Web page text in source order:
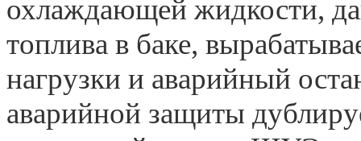
охлаждающей жидкости,
топлива в баке,
нагрузки и аварийный
аварийной защиты